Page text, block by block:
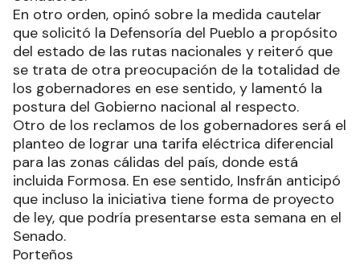
En otro orden, opinó sobre la medida cautelar
que solicitó la Defensoría del Pueblo a propósito
del estado de las rutas nacionales y reiteró que
se trata de otra preocupación de la totalidad de
los gobernadores en ese sentido, y lamentó la
postura del Gobierno nacional al respecto.
Otro de los reclamos de los gobernadores será el
planteo de lograr una tarifa eléctrica diferencial
para las zonas cálidas del país, donde está
incluida Formosa. En ese sentido, Insfrán anticipó
que incluso la iniciativa tiene forma de proyecto
de ley, que podría presentarse esta semana en el
Senado.
Porteños